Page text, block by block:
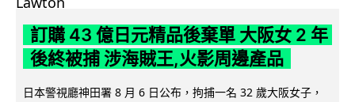
訂購 43 億日元精品後棄單 大阪女 2 年
後終被捕 涉海賊王,火影周邊產品
日本警視廳神田署 8 月 6 日公布，拘捕一名 32 歲大阪女子，